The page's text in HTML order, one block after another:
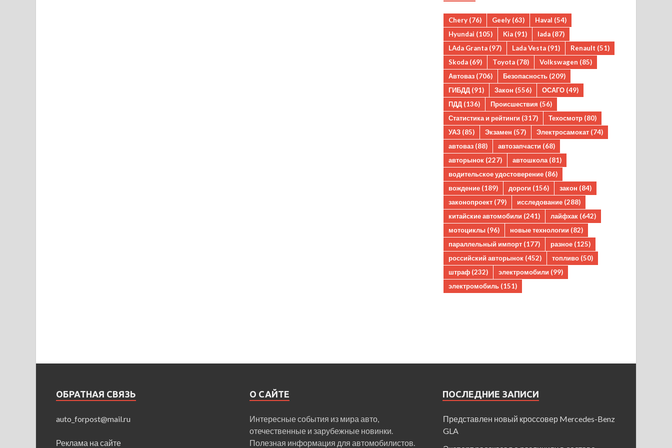
Chery (76) Geely (63) Haval (54)
Hyundai (105) Kia (91) lada (87)
LAda Granta (97) Lada Vesta (91) Renault (51)
Skoda (69) Toyota (78) Volkswagen (85)
Автоваз (706) Безопасность (209)
ГИБДД (91) Закон (556) ОСАГО (49)
ПДД (136) Происшествия (56)
Статистика и рейтинги (317) Техосмотр (80)
УАЗ (85) Экзамен (57) Электросамокат (74)
автоваз (88) автозапчасти (68)
авторынок (227) автошкола (81)
водительское удостоверение (86)
вождение (189) дороги (156) закон (84)
законопроект (79) исследование (288)
китайские автомобили (241) лайфхак (642)
мотоциклы (96) новые технологии (82)
параллельный импорт (177) разное (125)
российский авторынок (452) топливо (50)
штраф (232) электромобили (99)
электромобиль (151)
ОБРАТНАЯ СВЯЗЬ
auto_forpost@mail.ru
Реклама на сайте
О САЙТЕ
Интересные события из мира авто,
отечественные и зарубежные новинки.
Полезная информация для автомобилистов.
ПОСЛЕДНИЕ ЗАПИСИ
Представлен новый кроссовер Mercedes-Benz
GLA